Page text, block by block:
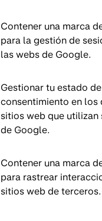
Contener una marca
para la gestión de
las webs de Google.
Gestionar tu estado de
consentimiento en los
sitios web que utilizan
de Google.
Contener una marca
para rastrear
sitios web de terceros.